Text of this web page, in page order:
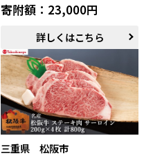
寄附額：23,000円
詳しくはこちら
三重県 松阪市